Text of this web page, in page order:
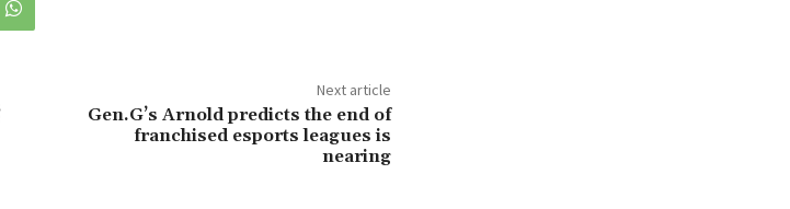
Next article
Gen.G’s Arnold predicts the end of
franchised esports leagues is
nearing